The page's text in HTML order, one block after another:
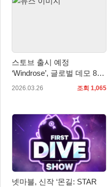
스토브 출시 예정
‘Windrose’, 글로벌 데모 80
만 명 참여 앞서 해보기 출시
2026.03.26 조회 1,065
넷마블, 신작 ‘몬길: STAR